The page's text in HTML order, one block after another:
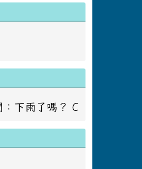
下雨了嗎？ Caay